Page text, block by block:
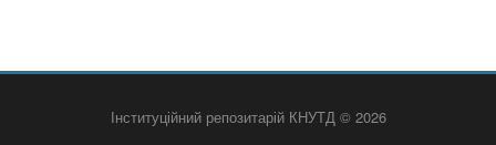
Інституційний репозитарій КНУТД © 2026